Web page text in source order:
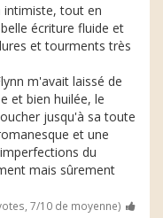
intimiste, tout en
écriture fluide et
et tourments très
m'avait laissé de
et bien huilée, le
jusqu'à sa toute
et une
du
mais sûrement
7/10 de moyenne)